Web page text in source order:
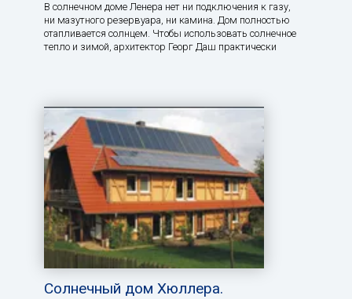
В солнечном доме Ленера нет ни подключения к газу,
ни мазутного резервуара, ни камина. Дом полностью
отапливается солнцем. Чтобы использовать солнечное
тепло и зимой, архитектор Георг Даш практически
Солнечный дом Хюллера.